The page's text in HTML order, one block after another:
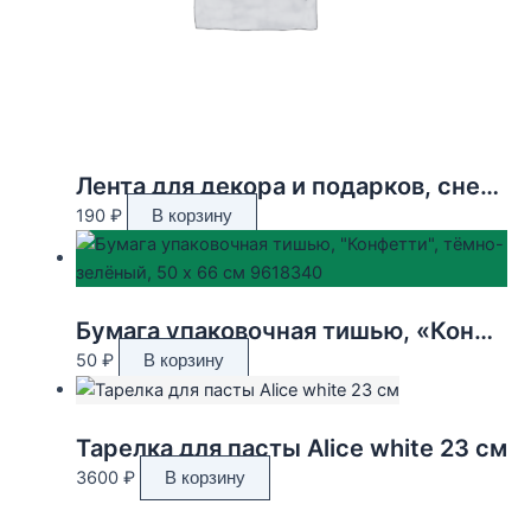
Лента для декора и подарков, снежинки, 2 см х 45 м
190 ₽ В корзину
Бумага упаковочная тишью, «Конфетти», тёмно-зелёный, 50 х 66 см 9618340
50 ₽ В корзину
Тарелка для пасты Alice white 23 см
3600 ₽ В корзину